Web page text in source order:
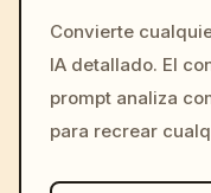
Convierte
IA detallado. El
prompt analiza
para recrear